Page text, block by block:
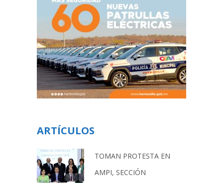
ARTÍCULOS
TOMAN PROTESTA EN
AMPI, SECCIÓN